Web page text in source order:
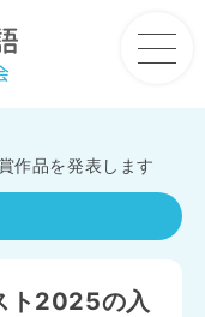
作品を発表します
ト2025の入